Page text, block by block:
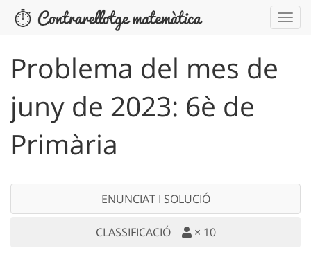
Problema del mes de
juny de 2023: 6è de
Primària
ENUNCIAT I SOLUCIÓ
CLASSIFICACIÓ × 10